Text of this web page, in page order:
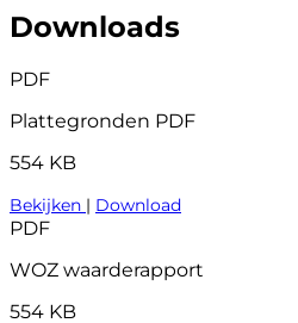
Downloads
PDF
Plattegronden PDF
554 KB
Bekijken | Download
PDF
WOZ waarderapport
554 KB